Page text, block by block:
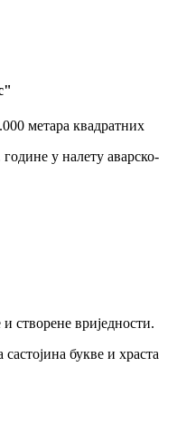
метара квадратних
у налету аварско-
створене вриједности.
букве и храста